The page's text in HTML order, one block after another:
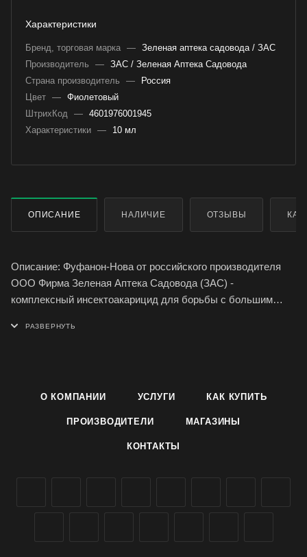
Характеристики
Бренд, торговая марка — Зеленая аптека садовода / ЗАС
Производитель
— ЗАС / Зеленая Аптека Садовода
Страна производитель
—
Россия
Цвет — Фиолетовый
ШтрихКод — 4601976001945
Характеристики — 10 мл
ОПИСАНИЕ НАЛИЧИЕ ОТЗЫВЫ
Описание: Фуфанон-Нова от российского производителя
ООО Фирма Зеленая Аптека Садовода (ЗАС) -
комплексный инсектоакарицид для борьбы с большим
Препарат изготовлен на водной основе, в связи с чем не
долгоносиков, тлей, плодожорок, листоверток, медяницы,
вредителей на смородине, крыжовнике и землянике;
О КОМПАНИИ УСЛУГИ КАК КУПИТЬ
ПРОИЗВОДИТЕЛИ МАГАЗИНЫ
КОНТАКТЫ